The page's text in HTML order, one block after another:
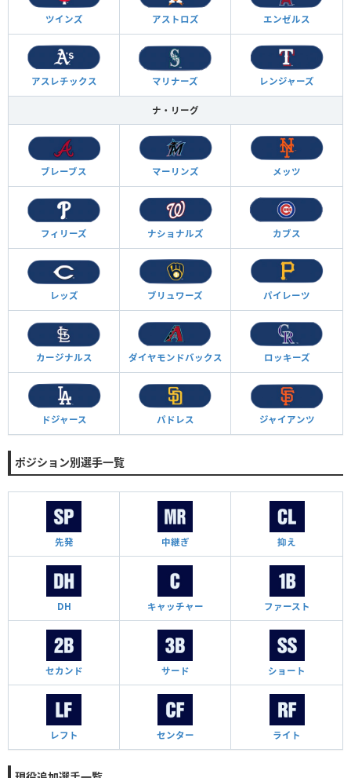
ツインズ アストロズ エンゼルス
アスレチックス マリナーズ レンジャーズ
ナ・リーグ
ブレーブス マーリンズ メッツ
フィリーズ ナショナルズ カブス
レッズ ブリュワーズ パイレーツ
カージナルス ダイヤモンドバックス ロッキーズ
ドジャース パドレス ジャイアンツ
ポジション別選手一覧
先発 中継ぎ 抑え
DH キャッチャー ファースト
セカンド サード ショート
レフト センター ライト